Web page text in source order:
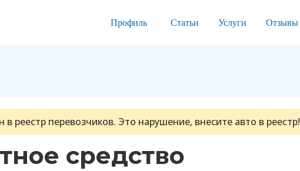
Профиль Статьи Услуги Отзывы
реестр перевозчиков. Это нарушение, внесите авто в реестр!
средство